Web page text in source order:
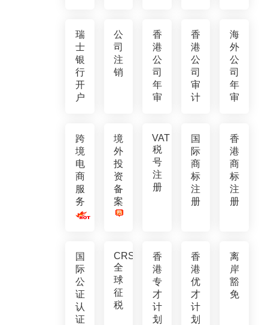
瑞
士
银
行
开
户
公
司
注
销
香
港
公
司
年
审
香
港
公
司
审
计
海
外
公
司
年
审
跨
境
电
商
服
务
境
外
投
资
备
案
VAT
税
号
注
册
国
际
商
标
注
册
香
港
商
标
注
册
国
际
公
证
认
证
CRS
全
球
征
税
香
港
专
才
计
划
香
港
优
才
计
划
离
岸
豁
免